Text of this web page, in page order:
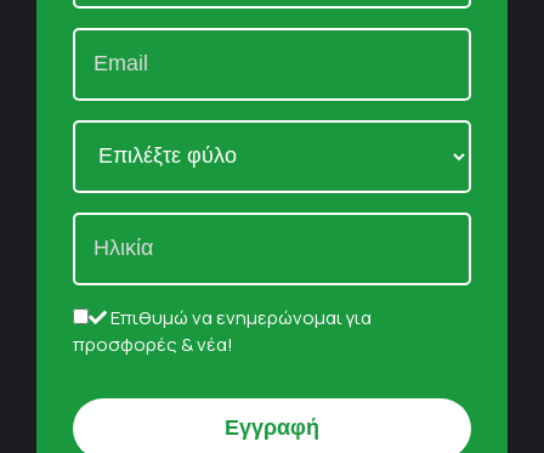
Επιθυμώ να ενημερώνομαι για
προσφορές & νέα!